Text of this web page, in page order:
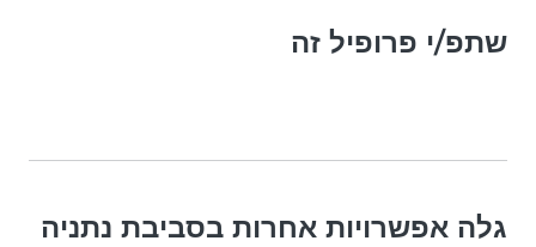
שתפ/י פרופיל זה
גלה אפשרויות אחרות בסביבת נתניה